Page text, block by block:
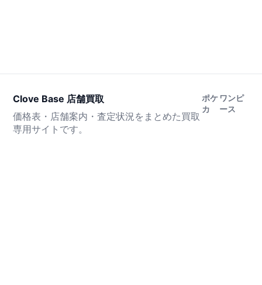
Clove Base 店舗買取
価格表・店舗案内・査定状況をまとめた買取
専用サイトです。
ポケ
カ
ワンピ
ース